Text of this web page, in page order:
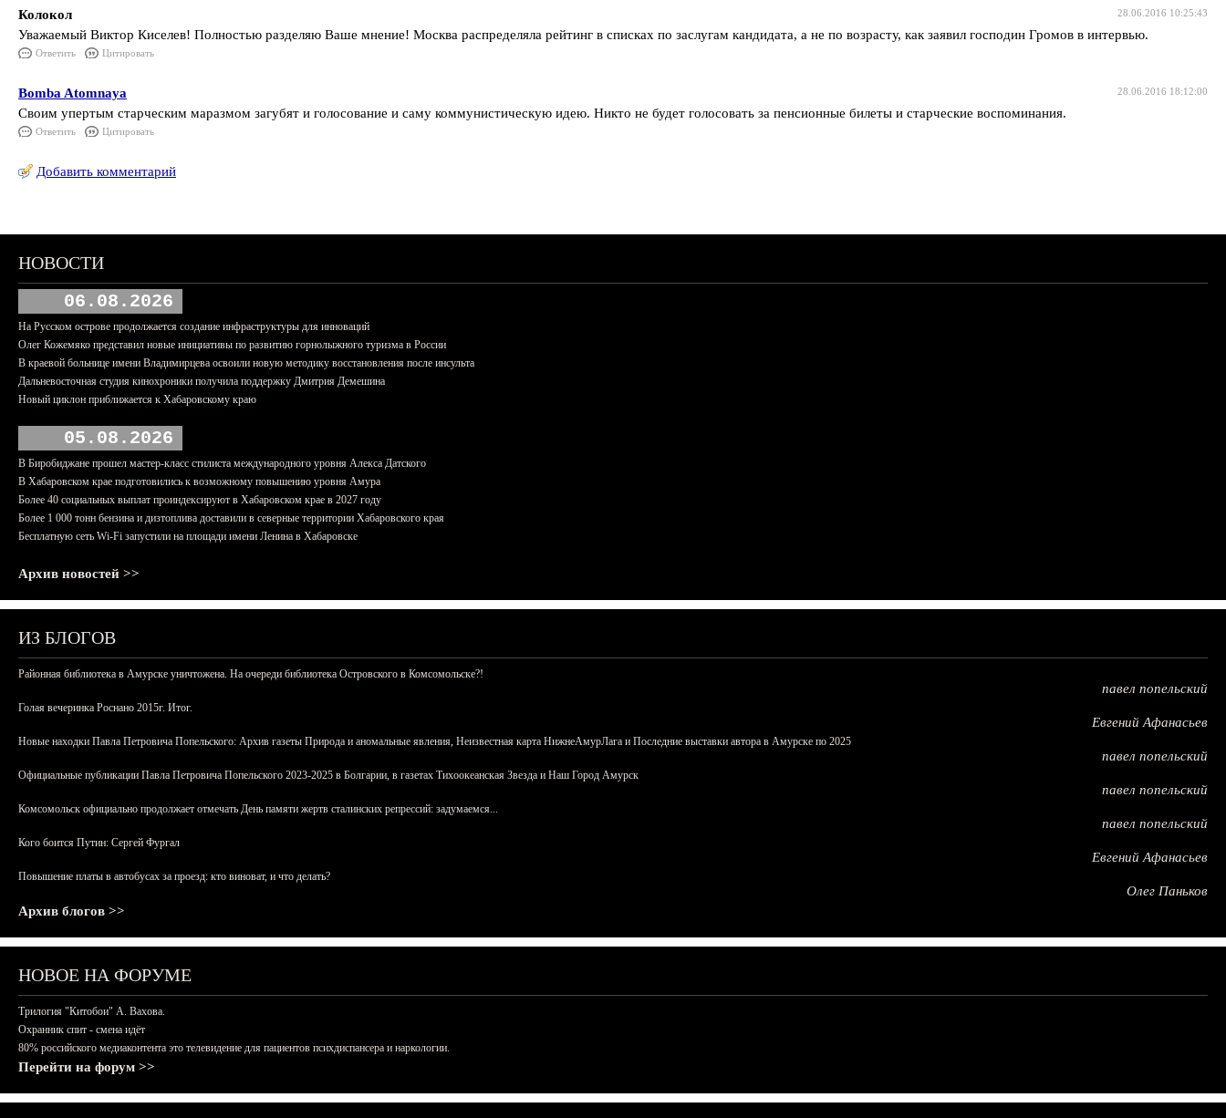
28.06.2016 10:25:43
Колокол
Уважаемый Виктор Киселев! Полностью разделяю Ваше мнение! Москва распределяла рейтинг в списках по заслугам кандидата, а не по возрасту, как заявил господин Громов в интервью.
Ответить Цитировать
28.06.2016 18:12:00
Bomba Atomnaya
Своим упертым старческим маразмом загубят и голосование и саму коммунистическую идею. Никто не будет голосовать за пенсионные билеты и старческие воспоминания.
Ответить Цитировать
Добавить комментарий
НОВОСТИ
06.08.2026
На Русском острове продолжается создание инфраструктуры для инноваций
Олег Кожемяко представил новые инициативы по развитию горнолыжного туризма в России
В краевой больнице имени Владимирцева освоили новую методику восстановления после инсульта
Дальневосточная студия кинохроники получила поддержку Дмитрия Демешина
Новый циклон приближается к Хабаровскому краю
05.08.2026
В Биробиджане прошел мастер-класс стилиста международного уровня Алекса Датского
В Хабаровском крае подготовились к возможному повышению уровня Амура
Более 40 социальных выплат проиндексируют в Хабаровском крае в 2027 году
Более 1 000 тонн бензина и дизтоплива доставили в северные территории Хабаровского края
Бесплатную сеть Wi-Fi запустили на площади имени Ленина в Хабаровске
Архив новостей >>
ИЗ БЛОГОВ
Районная библиотека в Амурске уничтожена. На очереди библиотека Островского в Комсомольске?!
павел попельский
Голая вечеринка Роснано 2015г. Итог.
Евгений Афанасьев
Новые находки Павла Петровича Попельского: Архив газеты Природа и аномальные явления, Неизвестная карта НижнеАмурЛага и Последние выставки автора в Амурске по 2025
павел попельский
Официальные публикации Павла Петровича Попельского 2023-2025 в Болгарии, в газетах Тихоокеанская Звезда и Наш Город Амурск
павел попельский
Комсомольск официально продолжает отмечать День памяти жертв сталинских репрессий: задумаемся...
павел попельский
Кого боится Путин: Сергей Фургал
Евгений Афанасьев
Повышение платы в автобусах за проезд: кто виноват, и что делать?
Олег Паньков
Архив блогов >>
НОВОЕ НА ФОРУМЕ
Трилогия "Китобои" А. Вахова.
Охранник спит - смена идёт
80% российского медиаконтента это телевидение для пациентов психдиспансера и наркологии.
Перейти на форум >>